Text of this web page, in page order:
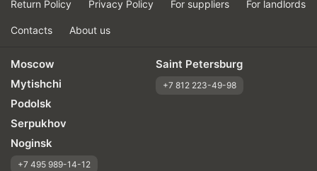
Return Policy Privacy Policy For suppliers For landlords
Contacts About us
Moscow
Mytishchi
Podolsk
Serpukhov
Noginsk
+7 495 989-14-12
Saint Petersburg
+7 812 223-49-98